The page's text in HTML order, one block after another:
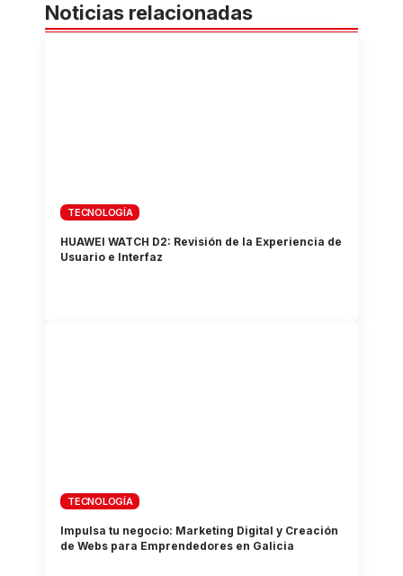
Noticias relacionadas
TECNOLOGÍA
HUAWEI WATCH D2: Revisión de la Experiencia de
Usuario e Interfaz
TECNOLOGÍA
Impulsa tu negocio: Marketing Digital y Creación
de Webs para Emprendedores en Galicia